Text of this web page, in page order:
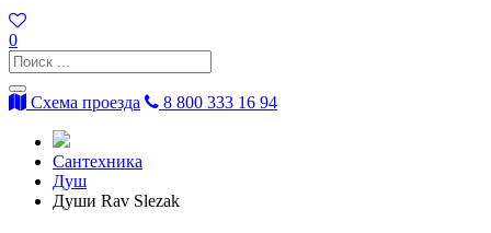
0
Схема проезда 8 800 333 16 94
Сантехника
Душ
Души Rav Slezak